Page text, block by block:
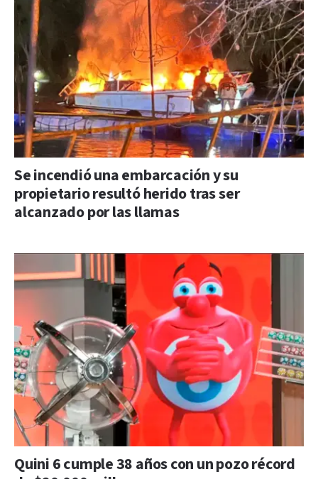
Se incendió una embarcación y su
propietario resultó herido tras ser
alcanzado por las llamas
Quini 6 cumple 38 años con un pozo récord